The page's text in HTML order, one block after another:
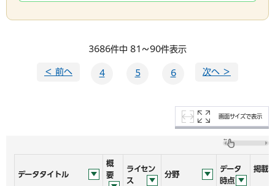
3686件中 81～90件表示
＜ 前へ 4 5 6 次へ ＞
画面サイズで表示
データタイトル
概
要
ライセン
ス
分野
データ
時点
掲載日